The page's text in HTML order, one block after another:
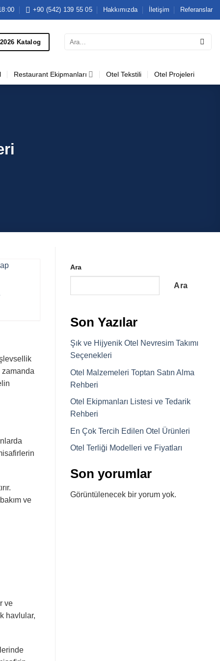
+90 (542) 139 55 05 Hakkımızda İletişim Referanslar
2026 Katalog
Restaurant Ekipmanları Otel Tekstili Otel Projeleri
zamanda
ve
ve
havlular,
Ara
Ara
Son Yazılar
Şık ve Hijyenik Otel Nevresim Takımı
Seçenekleri
Otel Malzemeleri Toptan Satın Alma
Rehberi
Otel Ekipmanları Listesi ve Tedarik
Rehberi
En Çok Tercih Edilen Otel Ürünleri
Otel Terliği Modelleri ve Fiyatları
Son yorumlar
Görüntülenecek bir yorum yok.